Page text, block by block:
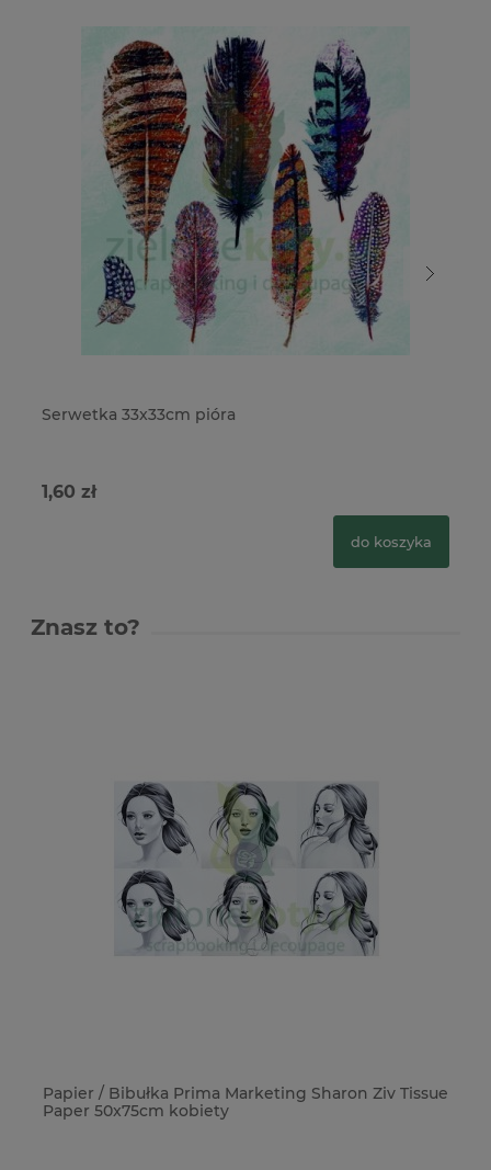
Serwetka 33x33cm pióra
1,60 zł
do koszyka
Znasz to?
Papier / Bibułka Prima Marketing Sharon Ziv Tissue
Paper 50x75cm kobiety